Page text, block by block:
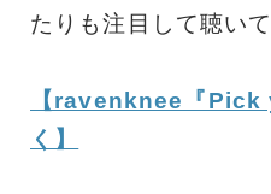
たりも注目して聴い
【ravenknee『
く】